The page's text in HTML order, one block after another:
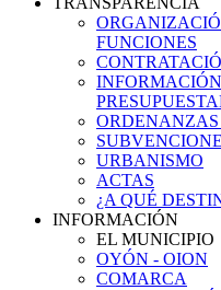
FUNCIONES
ORDENANZAS
URBANISMO
ACTAS
¿A QUÉ
INFORMACIÓN
EL MUNICIPIO
OYÓN - OION
COMARCA